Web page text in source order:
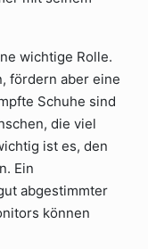
wichtige Rolle.
fördern aber eine
Schuhe sind
die viel
ist es, den
Ein
abgestimmter
können